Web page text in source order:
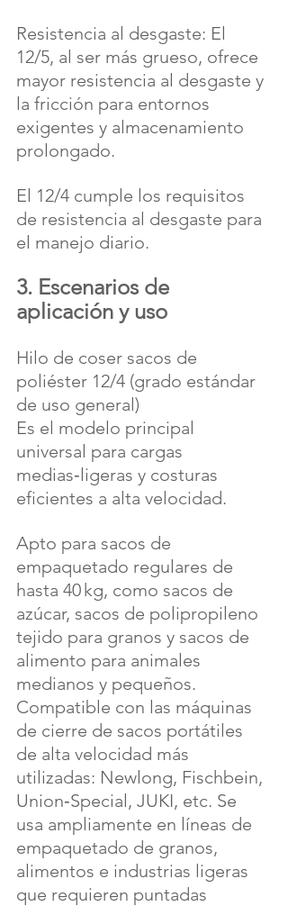
Resistencia al desgaste: El
12/5, al ser más grueso, ofrece
mayor resistencia al desgaste y
la fricción para entornos
exigentes y almacenamiento
prolongado.
El 12/4 cumple los requisitos
de resistencia al desgaste para
el manejo diario.
3. Escenarios de
aplicación y uso
Hilo de coser sacos de
poliéster 12/4 (grado estándar
de uso general)
Es el modelo principal
universal para cargas
medias‑ligeras y costuras
eficientes a alta velocidad.
Apto para sacos de
empaquetado regulares de
hasta 40 kg, como sacos de
azúcar, sacos de polipropileno
tejido para granos y sacos de
alimento para animales
medianos y pequeños.
Compatible con las máquinas
de cierre de sacos portátiles
de alta velocidad más
utilizadas: Newlong, Fischbein,
Union‑Special, JUKI, etc. Se
usa ampliamente en líneas de
empaquetado de granos,
alimentos e industrias ligeras
que requieren puntadas